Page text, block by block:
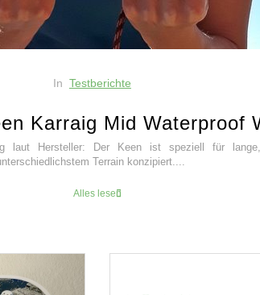
In Testberichte
Karraig Mid Waterproof
laut Hersteller: Der Keen ist speziell für
Terrain konzipiert....
Alles lesen